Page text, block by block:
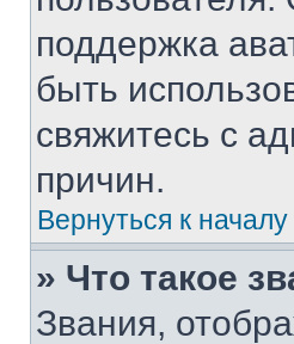
поддержка
быть
свяжитесь с
причин.
Вернуться к началу
» Что такое
Звания,